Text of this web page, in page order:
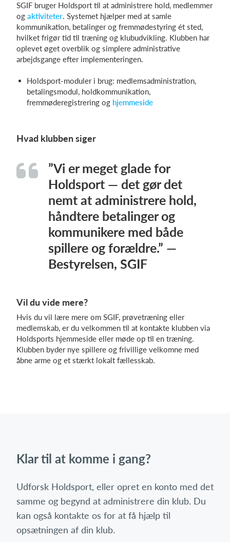
SGIF bruger Holdsport til at administrere hold, medlemmer
og aktiviteter. Systemet hjælper med at samle
kommunikation, betalinger og fremmødestyring ét sted,
hvilket frigør tid til træning og klubudvikling. Klubben har
oplevet øget overblik og simplere administrative
arbejdsgange efter implementeringen.
Holdsport-moduler i brug: medlemsadministration,
betalingsmodul, holdkommunikation,
fremmøderegistrering og hjemmeside
Hvad klubben siger
”Vi er meget glade for
Holdsport — det gør det
nemt at administrere hold,
håndtere betalinger og
kommunikere med både
spillere og forældre.” —
Bestyrelsen, SGIF
Vil du vide mere?
Hvis du vil lære mere om SGIF, prøvetræning eller
medlemskab, er du velkommen til at kontakte klubben via
Holdsports hjemmeside eller møde op til en træning.
Klubben byder nye spillere og frivillige velkomne med
åbne arme og et stærkt lokalt fællesskab.
Klar til at komme i gang?
Udforsk Holdsport, eller opret en konto med det
samme og begynd at administrere din klub. Du
kan også kontakte os for at få hjælp til
opsætningen af din klub.